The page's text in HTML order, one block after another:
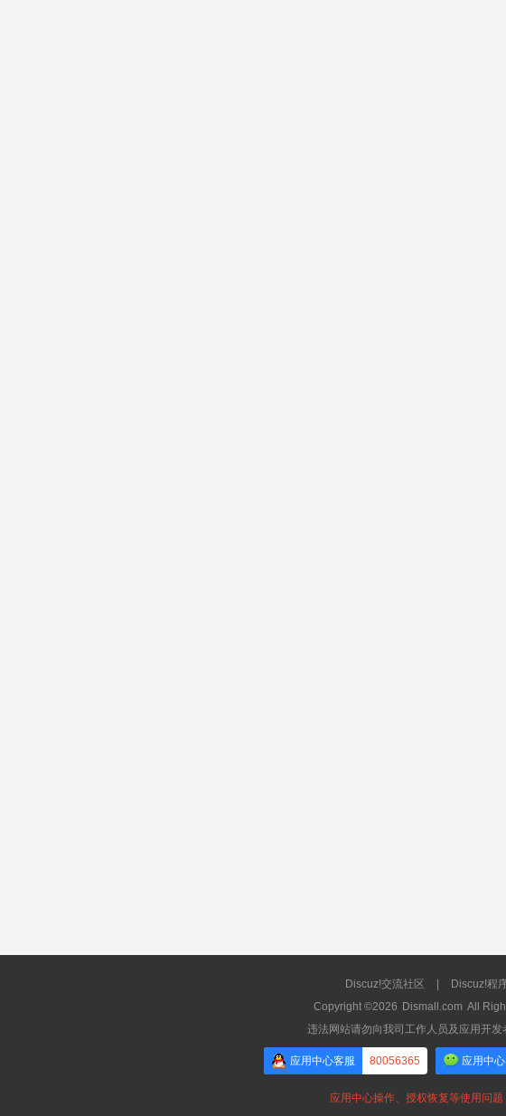
Discuz!交流社区 Discuz!程
Copyright ©2026 Dismall.com All
违法网站请勿向我司工作人员及应用开
应用中心客服 80056365 应用中
应用中心操作、授权恢复等使用问